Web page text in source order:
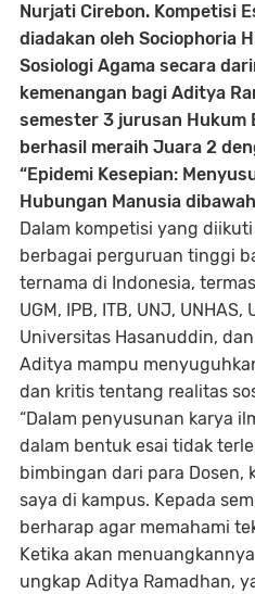
Nurjati Cirebon. Kompetisi
diadakan oleh Sociophoria
Sosiologi Agama secara
kemenangan bagi Aditya
semester 3 jurusan Hukum
berhasil meraih Juara 2
“Epidemi Kesepian:
Hubungan Manusia
Dalam kompetisi yang
berbagai perguruan tinggi
ternama di Indonesia,
UGM, IPB, ITB, UNJ,
Universitas Hasanuddin,
Aditya mampu
dan kritis tentang realitas
“Dalam penyusunan karya
dalam bentuk esai tidak
bimbingan dari para Dosen,
saya di kampus. Kepada
berharap agar memahami
Ketika akan
ungkap Aditya Ramadhan,